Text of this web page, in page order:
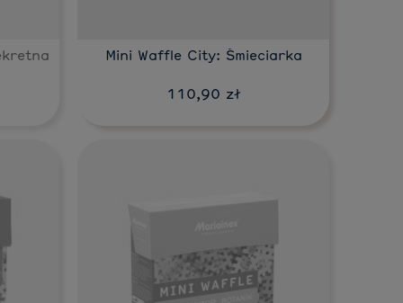
Mini Waffle City: Śmieciarka
110,90 zł